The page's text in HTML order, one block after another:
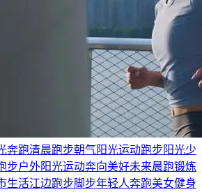
奔跑清晨跑步朝气阳光运动跑步阳光少
步户外阳光运动奔向美好未来晨跑锻炼
生活江边跑步脚步年轻人奔跑美女健身